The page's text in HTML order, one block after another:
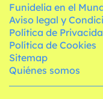
Funidelia en el
Aviso legal y
Política de
Política de Cookies
Sitemap
Quiénes somos